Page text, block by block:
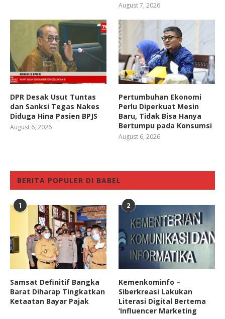
August 7, 2026
DPR Desak Usut Tuntas
dan Sanksi Tegas Nakes
Diduga Hina Pasien BPJS
August 6, 2026
Pertumbuhan Ekonomi
Perlu Diperkuat Mesin
Baru, Tidak Bisa Hanya
Bertumpu pada Konsumsi
August 6, 2026
BERITA POPULER DI BABEL
1
Samsat Definitif Bangka
Barat Diharap Tingkatkan
Ketaatan Bayar Pajak
2
Kemenkominfo –
Siberkreasi Lakukan
Literasi Digital Bertema
‘Influencer Marketing